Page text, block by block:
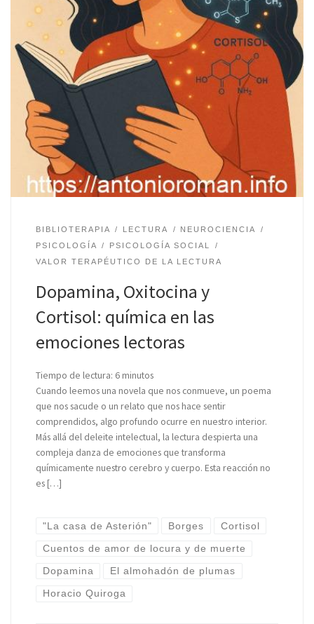
BIBLIOTERAPIA LECTURA
NEUROCIENCIA
PSICOLOGÍA
PSICOLOGÍA SOCIAL
VALOR TERAPÉUTICO DE LA LECTURA
Dopamina, Oxitocina y
Cortisol: química en las
emociones lectoras
Tiempo de lectura: 6minutos
Cuando leemos una novela que nos conmueve, un poema
que nos sacude o un relato que nos hace sentir
comprendidos, algo profundo ocurre en nuestro interior.
Más allá del deleite intelectual, la lectura despierta una
compleja danza de emociones que transforma
químicamente nuestro cerebro y cuerpo. Esta reacción no
es […]
"La casa de Asterión" Borges Cortisol
Cuentos de amor de locura y de muerte
Dopamina El almohadón de plumas
Horacio Quiroga